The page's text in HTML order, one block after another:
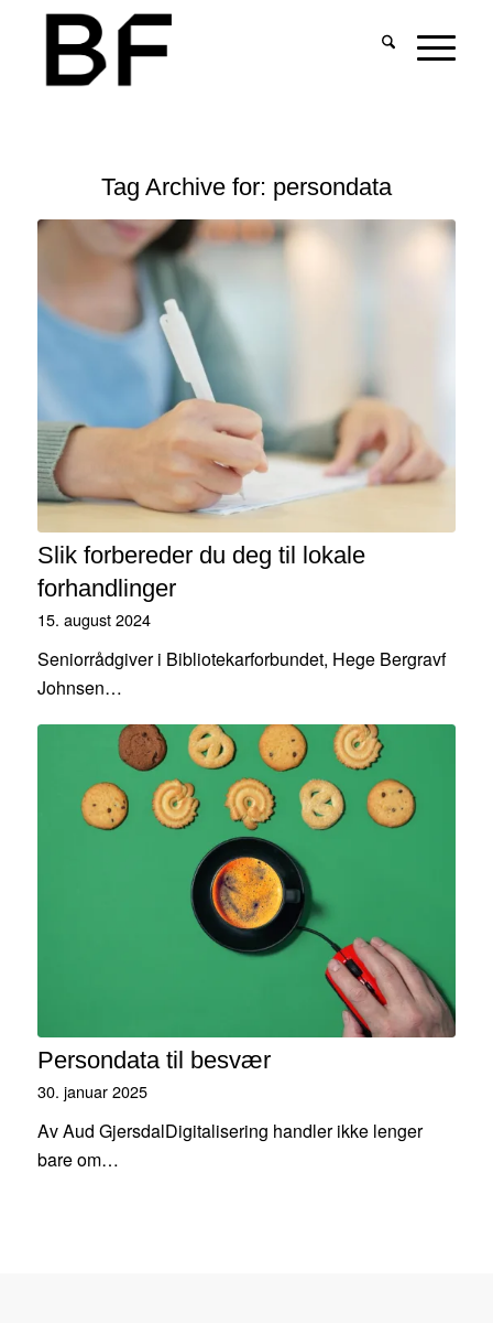
Tag Archive for: persondata
Slik forbereder du deg til lokale
forhandlinger
15. august 2024
Seniorrådgiver i Bibliotekarforbundet, Hege Bergravf
Johnsen…
Persondata til besvær
30. januar 2025
Av Aud GjersdalDigitalisering handler ikke lenger
bare om…